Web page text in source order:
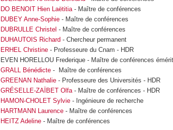
DO BENOIT Hien Laëtitia- Maître de conférences
DUBEY Anne-Sophie- Maître de conférences
DUBRULLE Christel - Maître de conférences
DUHAUTOIS Richard - Chercheur permanent
ERHEL Christine- Professeure du Cnam - HDR
EVEN HORELLOU Frederique - Maître de conférences
GRALL Bénédicte- Maître de conférences
GREENAN Nathalie- Professeure des Universités - HDR
GRÉSELLE-ZAÏBET Olfa- Maître de conférences - HDR
HAMON-CHOLET Sylvie- Ingénieure de recherche
HARTMANN Laurence- Maître de conférences
HEITZ Adeline- Maître de conférences